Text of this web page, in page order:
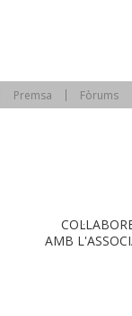
Premsa Fòrums
AMB